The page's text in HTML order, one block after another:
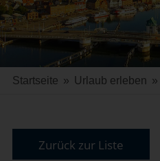
Startseite » Urlaub erleben »
Zurück zur Liste